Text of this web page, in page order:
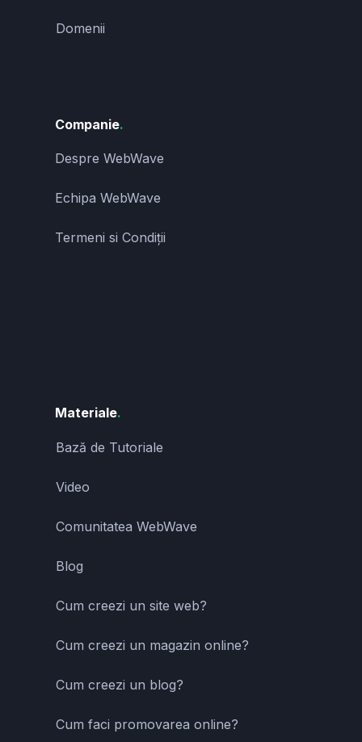
Despre WebWave
Echipa WebWave
Termeni si Condiții
Companie.
Bază de Tutoriale
Video
Comunitatea WebWave
Blog
Cum creezi un site web?
Cum creezi un magazin online?
Cum creezi un blog?
Cum faci promovarea online?
Materiale.
Domenii